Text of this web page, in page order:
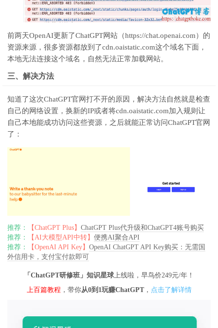
前两天OpenAI更新了ChatGPT网站（https://chat.openai.com）的
资源来源，很多资源都放到了cdn.oaistatic.com这个域名下面，
本地无法连接这个域名，自然无法正常加载网站。
三、解决方法
知道了这次ChatGPT官网打不开的原因，解决方法自然就是检查
自己的网络设置，换新的IP或者将cdn.oaistatic.com加入规则让
自己本地能成功访问这些资源，之后就能正常访问ChatGPT官网
了：
推荐： 【ChatGPT Plus】 ChatGPT Plus代升级和ChatGPT4账号购买
推荐：
【AI大模型API中转】 便携AI聚合API
推荐：
【OpenAI API Key】 OpenAI ChatGPT API Key购买：无需国
外信用卡，支付宝付款即可
「ChatGPT研修班」知识星球上线啦，早鸟价249元/年！
上百篇教程 ，带你从0到1玩赚ChatGPT， 点击了解详情